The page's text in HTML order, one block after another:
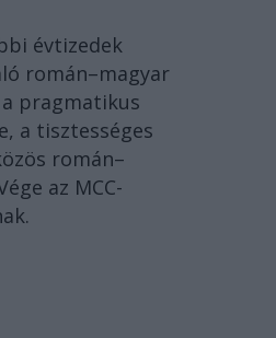
évtizedek
román–magyar
a pragmatikus
a tisztességes
román–
az MCC-